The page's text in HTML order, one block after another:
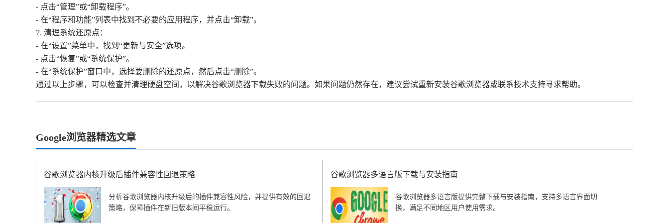
- 点击“管理”或“卸载程序”。
- 在“程序和功能”列表中找到不必要的应用程序，并点击“卸载”。
7. 清理系统还原点：
- 在“设置”菜单中，找到“更新与安全”选项。
- 点击“恢复”或“系统保护”。
- 在“系统保护”窗口中，选择要删除的还原点，然后点击“删除”。
通过以上步骤，可以检查并清理硬盘空间，以解决谷歌浏览器下载失败的问题。如果问题仍然存在，建议尝试重新安装谷歌浏览器或联系技术支持寻求帮助。
Google浏览器精选文章
谷歌浏览器内核升级后插件兼容性回退策略
分析谷歌浏览器内核升级后的插件兼容性风险，并提供有效的回退
策略，保障插件在新旧版本间平稳运行。
谷歌浏览器多语言版下载与安装指南
谷歌浏览器多语言版提供完整下载与安装指南，支持多语言界面切
换，满足不同地区用户使用需求。